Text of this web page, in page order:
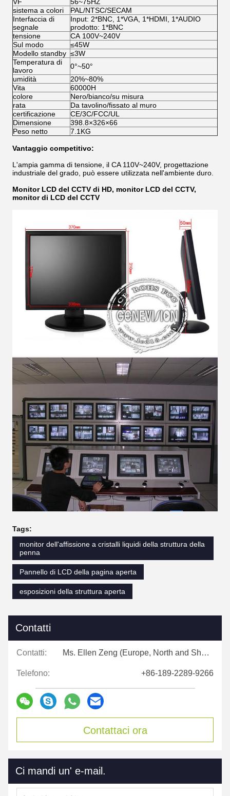
sistema a colori
PAL/NTSC/SECAM
Interfaccia di
segnale
Input: 2*BNC, 1*VGA, 1*HDMI, 1*AUDIO
prodotto: 1*BNC
tensione
CA 100V~240V
Sul modo
≤45W
Modello standby ≤3W
Temperatura di
lavoro
0°~50°
umidità
20%~80%
Vita
60000H
colore
Nero/bianco/su misura
rata
Da tavolino/fissato al muro
certificazione
CE/3C/FCC/UL
Dimensione
398.8×326×66
Peso netto
7.1KG
Vantaggio competitivo:
L'ampia gamma di tensione, il CA 110V~240V, progettazione
industriale del grado, può essere utilizzata nell'ambiente duro.
Monitor LCD del CCTV di HD, monitor LCD del CCTV,
monitor di LCD del CCTV
Tags:
monitor dell'affissione a cristalli liquidi della struttura della
penna
Pannello di LCD della pagina aperta
esposizioni della struttura aperta
Contatti
Contatti: Ms. Ellen Zeng (Europe, North and Shouth America)
Telefono: +86-189-2289-9266
Contattaci ora
Ci mandi un' e-mail.